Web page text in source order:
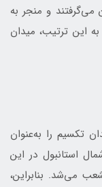
می‌گرفتند و منجر به
این ترتیب، میدان
تکسیم را به‌عنوان
استانبول در این
می‌شد. بنابراین،